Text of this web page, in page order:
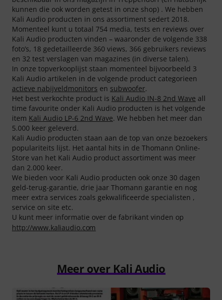
kunnen die ook worden getest in onze shop) . We hebben
Kali Audio producten in ons assortiment sedert 2018.
Momenteel kunt u totaal 754 media, tests en reviews over
Kali Audio producten vinden – waaronder de volgende 338
foto’s, 18 gedetailleerde 360 views, 366 gebruikers reviews
en 32 test verslagen van magazines (in diverse talen).
In onze topverkooplijst staan momenteel bijvoorbeeld 3
Kali Audio artikelen in de volgende product categorieen
actieve nabijveldmonitors en subwoofer.
Het best verkochte product is Kali Audio IN-8 2nd Wave all
time favourite onder Kali Audio producten is het volgende
item Kali Audio LP-6 2nd Wave. We hebben het meer dan
5.000 keer geleverd.
Kali Audio producten staan aan de top van onze bezoekers
populariteits lijst. Het aantal hits in de Thomann Online-
Store van het Kali Audio product assortiment was meer
dan 2.000 keer.
We bieden voor Kali Audio producten ook onze 30 dagen
geld-terug-garantie, drie jaar Thomann garantie en nog
meer extra services zoals gekwalificeerde specialisten ,
service on site etc.
U kunt meer informatie over de fabrikant vinden op
http://www.kaliaudio.com
Meer over Kali Audio